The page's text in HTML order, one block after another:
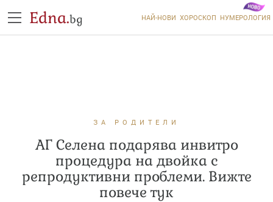
Edna.bg НАЙ-НОВИ ХОРОСКОП НУМЕРОЛОГИЯ
ЗА РОДИТЕЛИ
АГ Селена подарява инвитро
процедура на двойка с
репродуктивни проблеми. Вижте
повече тук